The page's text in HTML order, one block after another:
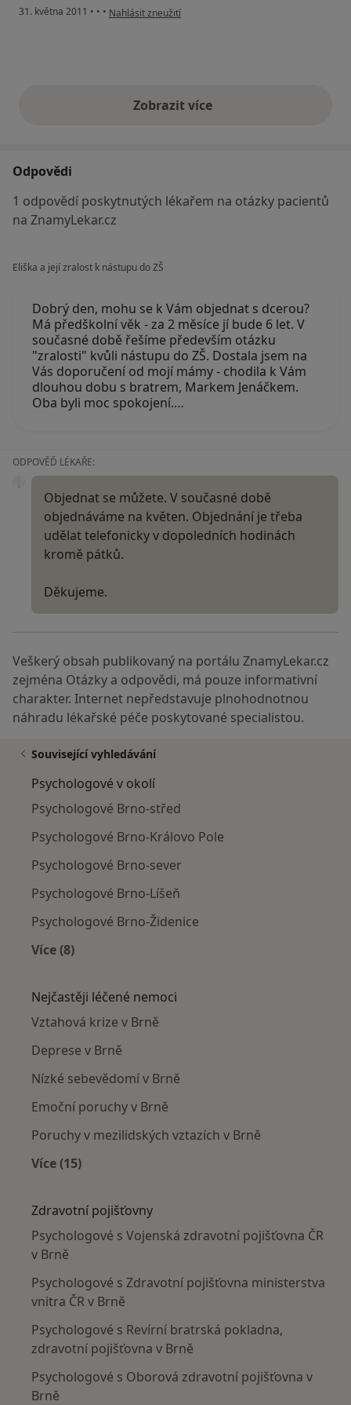
31. května 2011 • • • podle názoru uživatele Váš účet byl odstraněn
Nahlásit zneužití
Zobrazit vícevýše uvedené názory
Odpovědi
1 odpovědí poskytnutých lékařem na otázky pacientů
na ZnamyLekar.cz
Eliška a její zralost k nástupu do ZŠ
Dobrý den, mohu se k Vám objednat s dcerou?
Má předškolní věk - za 2 měsíce jí bude 6 let. V
současné době řešíme především otázku
"zralosti" kvůli nástupu do ZŠ. Dostala jsem na
Vás doporučení od mojí mámy - chodila k Vám
dlouhou dobu s bratrem, Markem Jenáčkem.
Oba byli moc spokojení.…
ODPOVĚĎ LÉKAŘE:
Objednat se můžete. V současné době
objednáváme na květen. Objednání je třeba
udělat telefonicky v dopoledních hodinách
kromě pátků.
Děkujeme.
Veškerý obsah publikovaný na portálu ZnamyLekar.cz
zejména Otázky a odpovědi, má pouze informativní
charakter. Internet nepředstavuje plnohodnotnou
náhradu lékařské péče poskytované specialistou.
Související vyhledávání
Psychologové v okolí
Psychologové Brno-střed
Psychologové Brno-Královo Pole
Psychologové Brno-sever
Psychologové Brno-Líšeň
Psychologové Brno-Židenice
Více (8)
Nejčastěji léčené nemoci
Vztahová krize v Brně
Deprese v Brně
Nízké sebevědomí v Brně
Emoční poruchy v Brně
Poruchy v mezilidských vztazích v Brně
Více (15)
Zdravotní pojišťovny
Psychologové s Vojenská zdravotní pojišťovna ČR
v Brně
Psychologové s Zdravotní pojišťovna ministerstva
vnitra ČR v Brně
Psychologové s Revírní bratrská pokladna,
zdravotní pojišťovna v Brně
Psychologové s Oborová zdravotní pojišťovna v
Brně